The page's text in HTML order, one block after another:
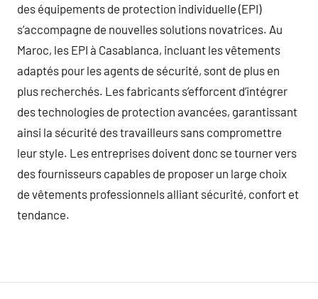
des équipements de protection individuelle (EPI)
s’accompagne de nouvelles solutions novatrices. Au
Maroc, les EPI à Casablanca, incluant les vêtements
adaptés pour les agents de sécurité, sont de plus en
plus recherchés. Les fabricants s’efforcent d’intégrer
des technologies de protection avancées, garantissant
ainsi la sécurité des travailleurs sans compromettre
leur style. Les entreprises doivent donc se tourner vers
des fournisseurs capables de proposer un large choix
de vêtements professionnels alliant sécurité, confort et
tendance.